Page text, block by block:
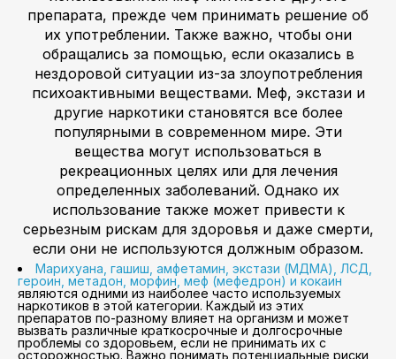
препарата, прежде чем принимать решение об
их употреблении. Также важно, чтобы они
обращались за помощью, если оказались в
нездоровой ситуации из-за злоупотребления
психоактивными веществами. Меф, экстази и
другие наркотики становятся все более
популярными в современном мире. Эти
вещества могут использоваться в
рекреационных целях или для лечения
определенных заболеваний. Однако их
использование также может привести к
серьезным рискам для здоровья и даже смерти,
если они не используются должным образом.
Марихуана, гашиш, амфетамин, экстази (МДМА), ЛСД,
героин, метадон, морфин, меф (мефедрон) и кокаин
являются одними из наиболее часто используемых
наркотиков в этой категории. Каждый из этих
препаратов по-разному влияет на организм и может
вызвать различные краткосрочные и долгосрочные
проблемы со здоровьем, если не принимать их с
осторожностью. Важно понимать потенциальные риски,